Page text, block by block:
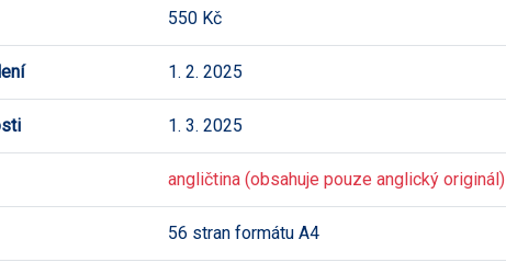
550 Kč
1. 2. 2025
1. 3. 2025
angličtina (obsahuje pouze anglický originál)
56 stran formátu A4